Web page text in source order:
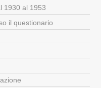
1930 al 1953
il questionario